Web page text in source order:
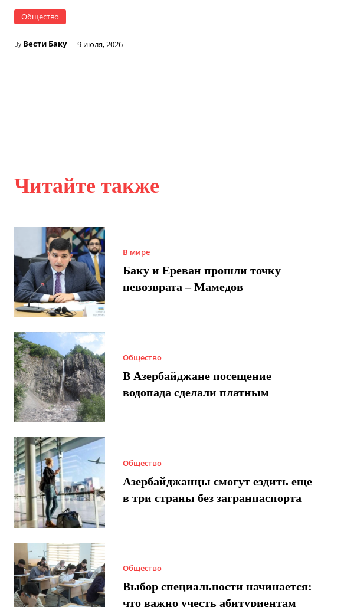
Общество
By Вести Баку 9 июля, 2026
Читайте также
В мире
Баку и Ереван прошли точку
невозврата – Мамедов
Общество
В Азербайджане посещение
водопада сделали платным
Общество
Азербайджанцы смогут ездить еще
в три страны без загранпаспорта
Общество
Выбор специальности начинается:
что важно учесть абитуриентам